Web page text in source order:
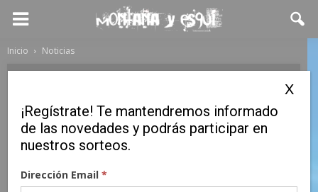
Inicio Noticias
¡Regístrate! Te mantendremos informado
de las novedades y podrás participar en
nuestros sorteos.
Dirección Email*
X